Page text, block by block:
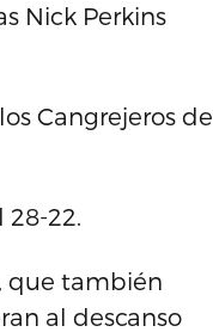
Nick Perkins
Cangrejeros de
28-22.
que también
al descanso